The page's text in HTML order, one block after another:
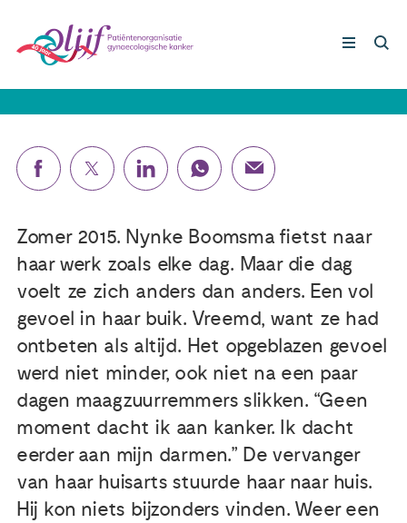
Nieuws
Agenda
Publicaties
Ervaringsdeskundigheid
Lotgenoten
Leven met/na kanker
Steun ons
Nynke (44): ‘Het einde wordt naar
voren getrokken’
Zomer 2015. Nynke Boomsma fietst naar
haar werk zoals elke dag. Maar die dag
voelt ze zich anders dan anders. Een vol
gevoel in haar buik. Vreemd, want ze had
ontbeten als altijd. Het opgeblazen gevoel
werd niet minder, ook niet na een paar
dagen maagzuurremmers slikken. “Geen
moment dacht ik aan kanker. Ik dacht
eerder aan mijn darmen.” De vervanger
van haar huisarts stuurde haar naar huis.
Hij kon niets bijzonders vinden. Weer een